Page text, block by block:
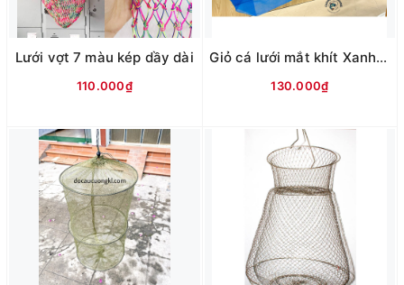
Lưới vợt 7 màu kép dầy dài
110.000₫
Giỏ cá lưới mắt khít Xanh tím
130.000₫